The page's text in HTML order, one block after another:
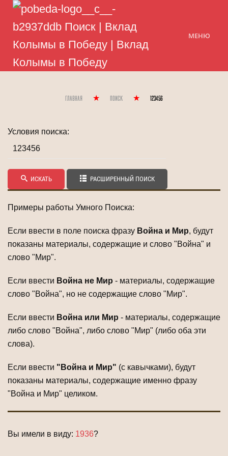
МЕНЮ
Главная Поиск 123456
Условия поиска:
ИСКАТЬ РАСШИРЕННЫЙ ПОИСК
Примеры работы Умного Поиска:
Если ввести в поле поиска фразу Война и Мир, будут
показаны материалы, содержащие и слово "Война" и
слово "Мир".
Если ввести Война не Мир - материалы, содержащие
слово "Война", но не содержащие слово "Мир".
Если ввести Война или Мир - материалы, содержащие
либо слово "Война", либо слово "Мир" (либо оба эти
слова).
Если ввести "Война и Мир" (с кавычками), будут
показаны материалы, содержащие именно фразу
"Война и Мир" целиком.
Вы имели в виду: 1936?